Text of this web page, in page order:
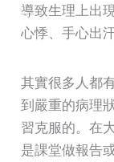
導致生理上出
心悸、手心出
其實很多人都
到嚴重的病理
習克服的。在
是課堂做報告